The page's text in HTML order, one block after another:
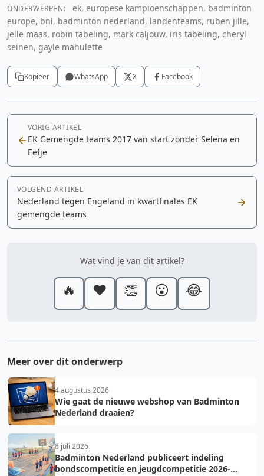
ONDERWERPEN:
ek, europese kampioenschappen, badminton
europe, bnl, badminton nederland, landenteams, ruben jille,
jelle maas, robin tabeling, mark caljouw, iris tabeling, cheryl
seinen, gayle mahulette
Kopieer WhatsApp X Facebook
VORIG ARTIKEL
EK Gemengde teams 2017 van start zonder Selena en
Eefje
VOLGEND ARTIKEL
Nederland tegen Engeland in kwartfinales EK
gemengde teams
Wat vind je van dit artikel?
🔥 ❤️ 👏 😮 😂
Meer over dit onderwerp
4 augustus 2026
Wie gaat de nieuwe webshop van Badminton
Nederland draaien?
8 juli 2026
Badminton Nederland publiceert indeling
bondscompetitie en jeugdcompetitie 2026-